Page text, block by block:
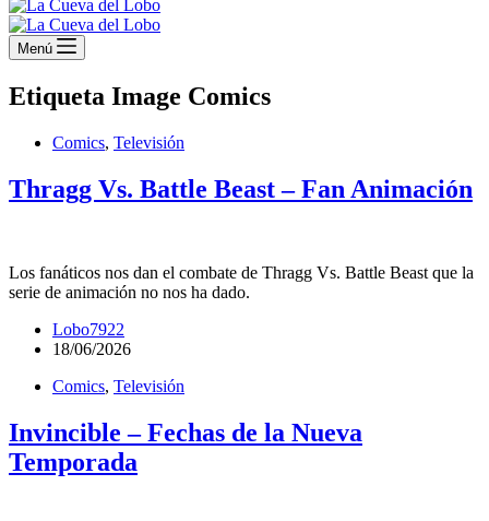
Menú
Etiqueta Image Comics
Comics, Televisión
Thragg Vs. Battle Beast – Fan Animación
Los fanáticos nos dan el combate de Thragg Vs. Battle Beast que la
serie de animación no nos ha dado.
Lobo7922
18/06/2026
Comics, Televisión
Invincible – Fechas de la Nueva
Temporada